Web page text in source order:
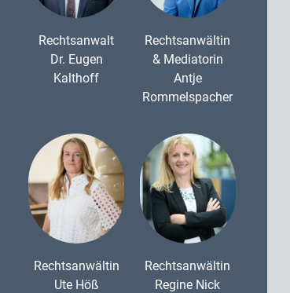
Rechtsanwalt
Dr. Eugen
Kalthoff
Rechtsanwältin
& Mediatorin
Antje
Rommelspacher
Rechtsanwältin
Ute Höß
Rechtsanwältin
Regine Nick